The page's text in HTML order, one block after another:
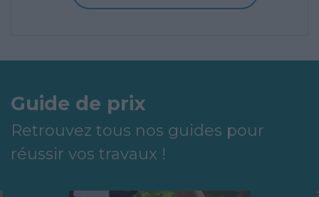
Guide de prix
Retrouvez tous nos guides pour
réussir vos travaux !